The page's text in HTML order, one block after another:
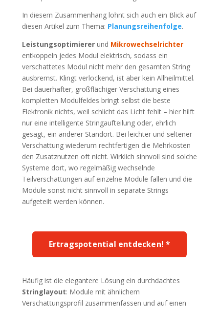
In diesem Zusammenhang lohnt sich auch ein Blick auf
diesen Artikel zum Thema: Planungsreihenfolge.
Leistungsoptimiererund Mikrowechselrichter
entkoppeln jedes Modul elektrisch, sodass ein
verschattetes Modul nicht mehr den gesamten String
ausbremst. Klingt verlockend, ist aber kein Allheilmittel.
Bei dauerhafter, großflächiger Verschattung eines
kompletten Modulfeldes bringt selbst die beste
Elektronik nichts, weil schlicht das Licht fehlt – hier hilft
nur eine intelligente Stringaufteilung oder, ehrlich
gesagt, ein anderer Standort. Bei leichter und seltener
Verschattung wiederum rechtfertigen die Mehrkosten
den Zusatznutzen oft nicht. Wirklich sinnvoll sind solche
Systeme dort, wo regelmäßig wechselnde
Teilverschattungen auf einzelne Module fallen und die
Module sonst nicht sinnvoll in separate Strings
aufgeteilt werden können.
Ertragspotential entdecken! *
Häufig ist die elegantere Lösung ein durchdachtes
Stringlayout: Module mit ähnlichem
Verschattungsprofil zusammenfassen und auf einen